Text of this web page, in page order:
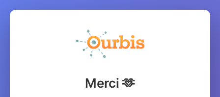
Merci 🫶